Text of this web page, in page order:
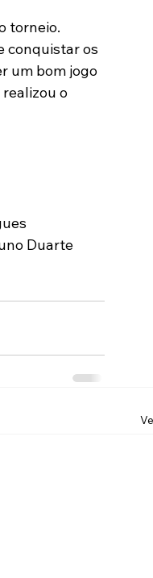
torneio.
conquistar os
um bom jogo
o
Duarte